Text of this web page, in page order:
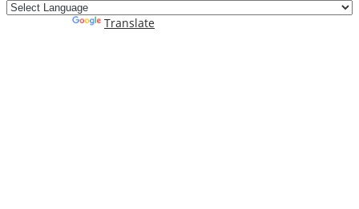
Translate